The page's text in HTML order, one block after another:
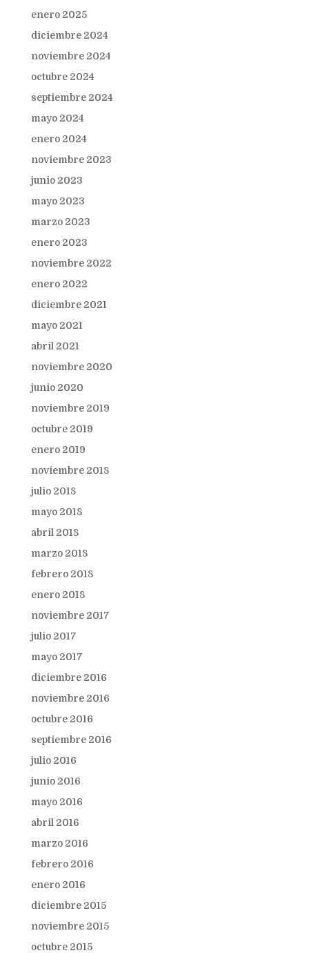
enero 2025
diciembre 2024
noviembre 2024
octubre 2024
septiembre 2024
mayo 2024
enero 2024
noviembre 2023
junio 2023
mayo 2023
marzo 2023
enero 2023
noviembre 2022
enero 2022
diciembre 2021
mayo 2021
abril 2021
noviembre 2020
junio 2020
noviembre 2019
octubre 2019
enero 2019
noviembre 2018
julio 2018
mayo 2018
abril 2018
marzo 2018
febrero 2018
enero 2018
noviembre 2017
julio 2017
mayo 2017
diciembre 2016
noviembre 2016
octubre 2016
septiembre 2016
julio 2016
junio 2016
mayo 2016
abril 2016
marzo 2016
febrero 2016
enero 2016
diciembre 2015
noviembre 2015
octubre 2015